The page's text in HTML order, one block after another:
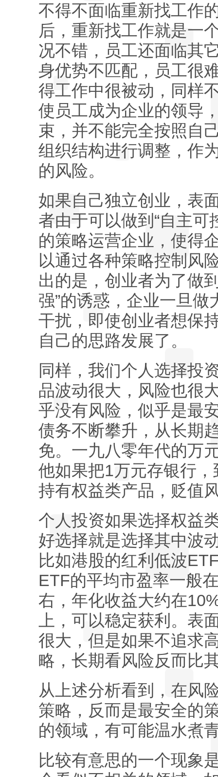
不得不面临重新找工作
后，重新找工作就是一
况不错，员工还面临其
身优势不匹配，员工很
得工作中很被动，同样
使员工成为企业的领导
束，并不能完全按照自
组织结构进行调整，作
的风险。
如果自己独立创业，表
者由于可以做到“自主可
的策略运营企业，使得
以通过各种策略控制风
出的是，创业者为了做
强”的诱惑，企业一旦
干扰，即使创业者想保
自己的思路发展了。
同样，我们个人选择投
品波动很大，风险也很
乎没有风险，似乎是最
债务不断攀升，从长期
免。一九八零年代的万
他如果把1万元存银行
持有权益类产品，贬值
个人投资如果选择权益
好选择就是选择其中波
比如港股的红利低波
ETF的平均市盈率一般
右，年化收益大约在
上，可以稳定获利。表
很大，但是如果不追求
略，长期看风险反而比
从上述分析看到，在风
策略，反而是最安全的
的领域，有可能温水煮
比较有意思的一个现象